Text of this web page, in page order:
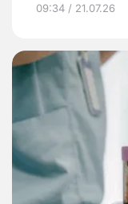
09:34 / 21.07.26